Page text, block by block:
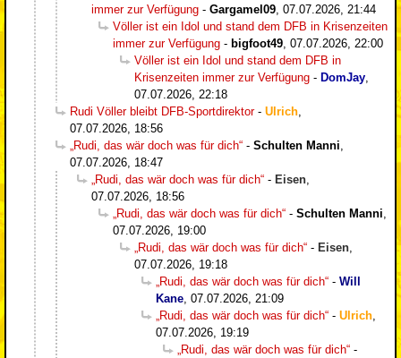
immer zur Verfügung - Gargamel09 07.07.2026, 21:44
Völler ist ein Idol und stand dem DFB in Krisenzeiten
immer zur Verfügung - bigfoot49 07.07.2026, 22:00
Völler ist ein Idol und stand dem DFB in
Krisenzeiten immer zur Verfügung - DomJay
07.07.2026, 22:18
Rudi Völler bleibt DFB-Sportdirektor- Ulrich
07.07.2026, 18:56
„Rudi, das wär doch was für dich“ - Schulten Manni
07.07.2026, 18:47
„Rudi, das wär doch was für dich“ - Eisen
07.07.2026, 18:56
„Rudi, das wär doch was für dich“ - Schulten Manni
07.07.2026, 19:00
„Rudi, das wär doch was für dich“ - Eisen
07.07.2026, 19:18
„Rudi, das wär doch was für dich“ - Will
Kane 07.07.2026, 21:09
„Rudi, das wär doch was für dich“ - Ulrich
07.07.2026, 19:19
„Rudi, das wär doch was für dich“ -